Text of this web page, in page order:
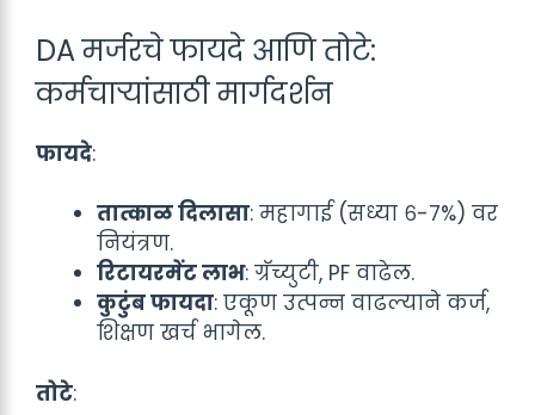
DA मर्जरचे फायदे आणि तोटे:
कर्मचाऱ्यांसाठी मार्गदर्शन
फायदे:
तात्काळ दिलासा: महागाई (सध्या ६-७%) वर
नियंत्रण.
रिटायरमेंट लाभ: ग्रॅच्युटी, PF वाढेल.
कुटुंब फायदा: एकूण उत्पन्न वाढल्याने कर्ज,
शिक्षण खर्च भागेल.
तोटे: